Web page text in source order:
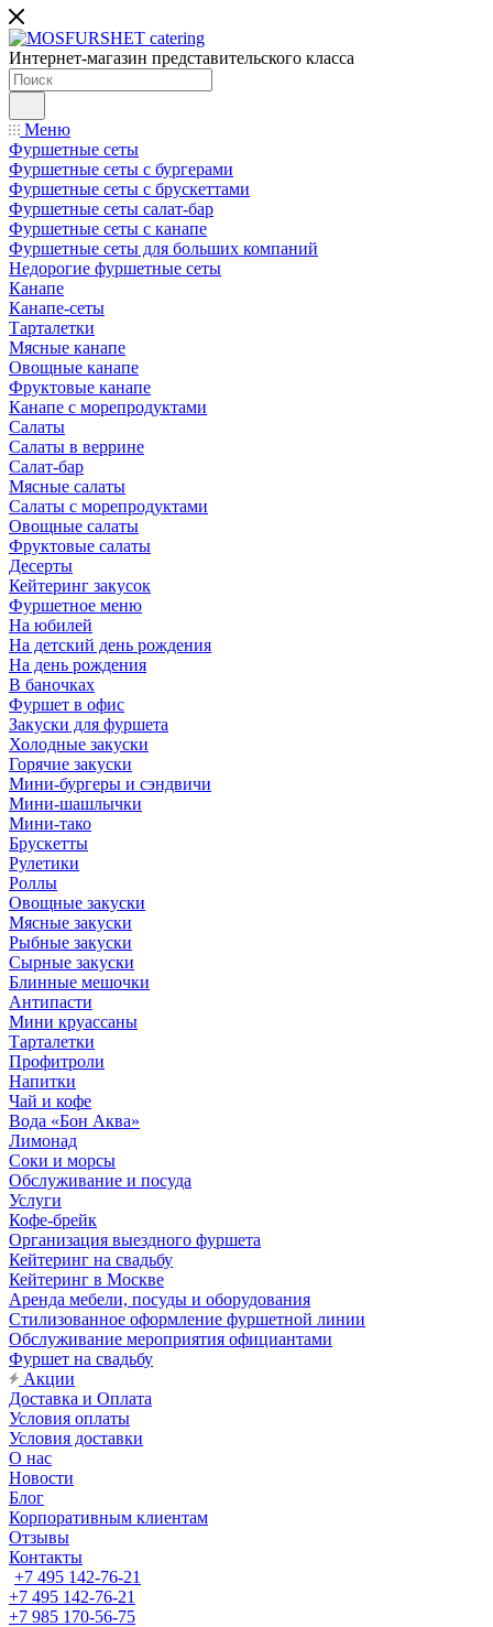
Интернет-магазин представительского класса
Меню
Фуршетные сеты
Фуршетные сеты с бургерами
Фуршетные сеты с брускеттами
Фуршетные сеты салат-бар
Фуршетные сеты с канапе
Фуршетные сеты для больших компаний
Недорогие фуршетные сеты
Канапе
Канапе-сеты
Тарталетки
Мясные канапе
Овощные канапе
Фруктовые канапе
Канапе с морепродуктами
Салаты
Салаты в веррине
Салат-бар
Мясные салаты
Салаты с морепродуктами
Овощные салаты
Фруктовые салаты
Десерты
Кейтеринг закусок
Фуршетное меню
На юбилей
На детский день рождения
На день рождения
В баночках
Фуршет в офис
Закуски для фуршета
Холодные закуски
Горячие закуски
Мини-бургеры и сэндвичи
Мини-шашлычки
Мини-тако
Брускетты
Рулетики
Роллы
Овощные закуски
Мясные закуски
Рыбные закуски
Сырные закуски
Блинные мешочки
Антипасти
Мини круассаны
Тарталетки
Профитроли
Напитки
Чай и кофе
Вода «Бон Аква»
Лимонад
Соки и морсы
Обслуживание и посуда
Услуги
Кофе-брейк
Организация выездного фуршета
Кейтеринг на свадьбу
Кейтеринг в Москве
Аренда мебели, посуды и оборудования
Стилизованное оформление фуршетной линии
Обслуживание мероприятия официантами
Фуршет на свадьбу
Акции
Доставка и Оплата
Условия оплаты
Условия доставки
О нас
Новости
Блог
Корпоративным клиентам
Отзывы
Контакты
+7 495 142-76-21
+7 495 142-76-21
+7 985 170-56-75